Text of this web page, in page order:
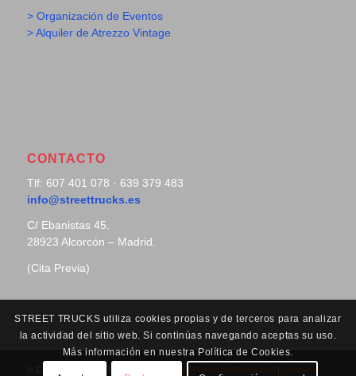
> Organización de Eventos
> Alquiler de Atrezzo Vintage
CONTACTO
Tlf: 607 401 078 · 639 379 483
info@streettrucks.es
C/ Ebanistas 45.
28923 Alcorcón – Madrid.
(Cita Previa)
STREET TRUCKS utiliza cookies propias y de terceros para analizar
la actividad del sitio web. Si continúas navegando aceptas su uso.
Más información en nuestra Política de Cookies.